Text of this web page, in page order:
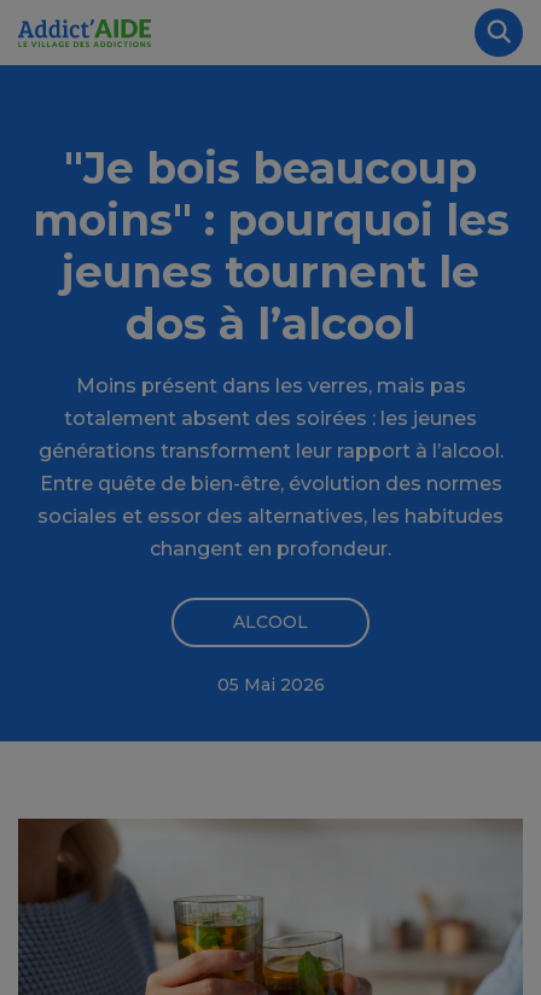
Aller au contenu principal
"Je bois beaucoup
moins" : pourquoi les
jeunes tournent le
dos à l’alcool
Moins présent dans les verres, mais pas
totalement absent des soirées : les jeunes
générations transforment leur rapport à l’alcool.
Entre quête de bien-être, évolution des normes
sociales et essor des alternatives, les habitudes
changent en profondeur.
ALCOOL
05 Mai 2026
Panneau de gestion des cookies